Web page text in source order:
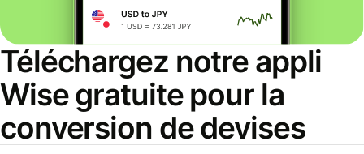
Téléchargez notre appli
Wise gratuite pour la
conversion de devises